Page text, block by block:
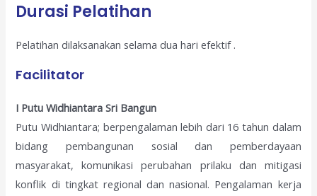
Durasi Pelatihan
Pelatihan dilaksanakan selama dua hari efektif .
Facilitator
I Putu Widhiantara Sri Bangun
Putu Widhiantara; berpengalaman lebih dari 16 tahun dalam
bidang pembangunan sosial dan pemberdayaan
masyarakat, komunikasi perubahan prilaku dan mitigasi
konflik di tingkat regional dan nasional. Pengalaman kerja